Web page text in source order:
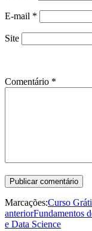
E-mail *
Site
Comentário *
Marcações:Curso
anteriorFundamentos
e Data Science